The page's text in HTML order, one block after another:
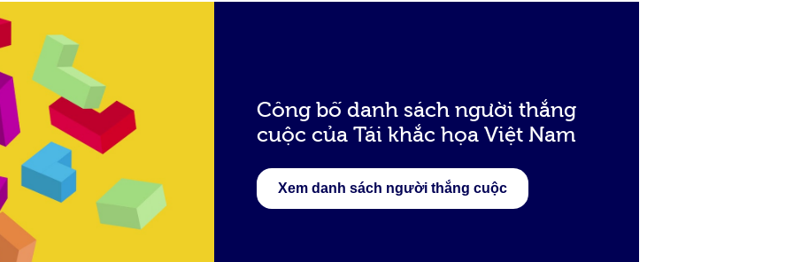
Công bố danh sách người thắng
cuộc của Tái khắc họa Việt Nam
Xem danh sách người thắng cuộc